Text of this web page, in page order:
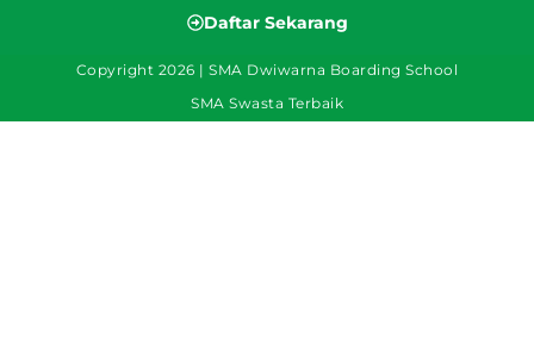
Daftar Sekarang
Copyright 2026 | SMA Dwiwarna Boarding School
SMA Swasta Terbaik